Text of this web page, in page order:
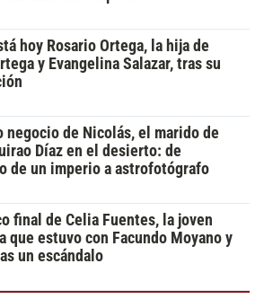
hoy Rosario Ortega, la hija de
y Evangelina Salazar, tras su
negocio de Nicolás, el marido de
Díaz en el desierto: de
de un imperio a astrofotógrafo
final de Celia Fuentes, la joven
que estuvo con Facundo Moyano y
un escándalo